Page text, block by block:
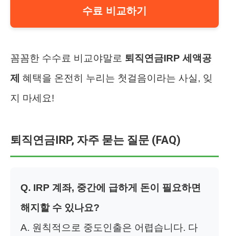
수료 비교하기
꼼꼼한 수수료 비교야말로 퇴직연금IRP 세액공
제 혜택을 온전히 누리는 첫걸음이라는 사실, 잊
지 마세요!
퇴직연금IRP, 자주 묻는 질문 (FAQ)
Q. IRP 계좌, 중간에 급하게 돈이 필요하면
해지할 수 있나요?
A. 원칙적으로 중도인출은 어렵습니다. 다